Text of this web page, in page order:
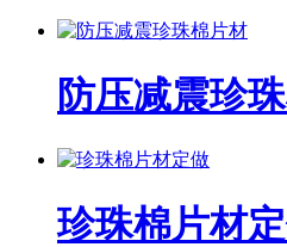
防压减震珍
珍珠棉片材